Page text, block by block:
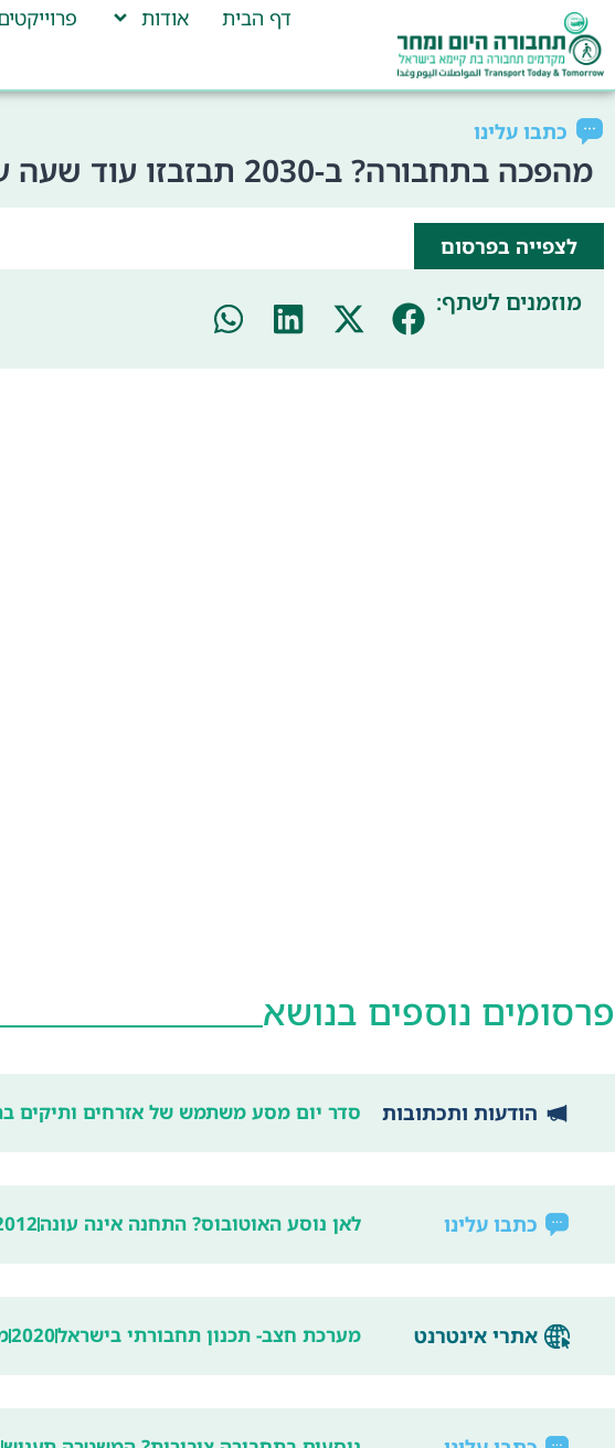
דף הבית אודות
כתבו עלינו
מהפכה בתחבורה? ב-2030 תבזבזו עוד שעה על הכבישים בפקקי ענק
לצפייה בפרסום
מוזמנים לשתף:
פרסומים נוספים בנושא
הודעות ותכתובות סדר יום מסע משתמש של אזרחים ותיקים
כתבו עלינו לאן נוסע האוטובוס? התחנה אינה עונה
אתרי אינטרנט מערכת חצב- תכנון תחבורתי בישראל2020